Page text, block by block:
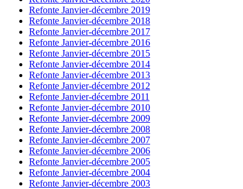
Refonte Janvier-décembre 2019
Refonte Janvier-décembre 2018
Refonte Janvier-décembre 2017
Refonte Janvier-décembre 2016
Refonte Janvier-décembre 2015
Refonte Janvier-décembre 2014
Refonte Janvier-décembre 2013
Refonte Janvier-décembre 2012
Refonte Janvier-décembre 2011
Refonte Janvier-décembre 2010
Refonte Janvier-décembre 2009
Refonte Janvier-décembre 2008
Refonte Janvier-décembre 2007
Refonte Janvier-décembre 2006
Refonte Janvier-décembre 2005
Refonte Janvier-décembre 2004
Refonte Janvier-décembre 2003